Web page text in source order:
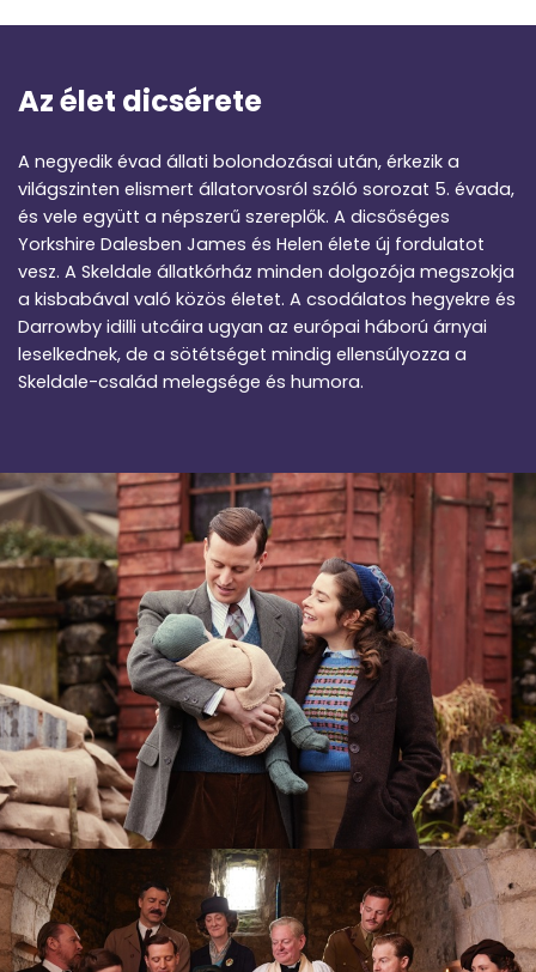
Az élet dicsérete
A negyedik évad állati bolondozásai után, érkezik a
világszinten elismert állatorvosról szóló sorozat 5. évada,
és vele együtt a népszerű szereplők. A dicsőséges
Yorkshire Dalesben James és Helen élete új fordulatot
vesz. A Skeldale állatkórház minden dolgozója megszokja
a kisbabával való közös életet. A csodálatos hegyekre és
Darrowby idilli utcáira ugyan az európai háború árnyai
leselkednek, de a sötétséget mindig ellensúlyozza a
Skeldale-család melegsége és humora.